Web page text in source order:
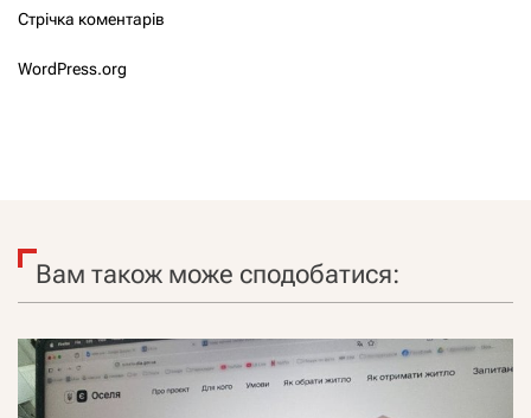
Стрічка коментарів
WordPress.org
Вам також може сподобатися: